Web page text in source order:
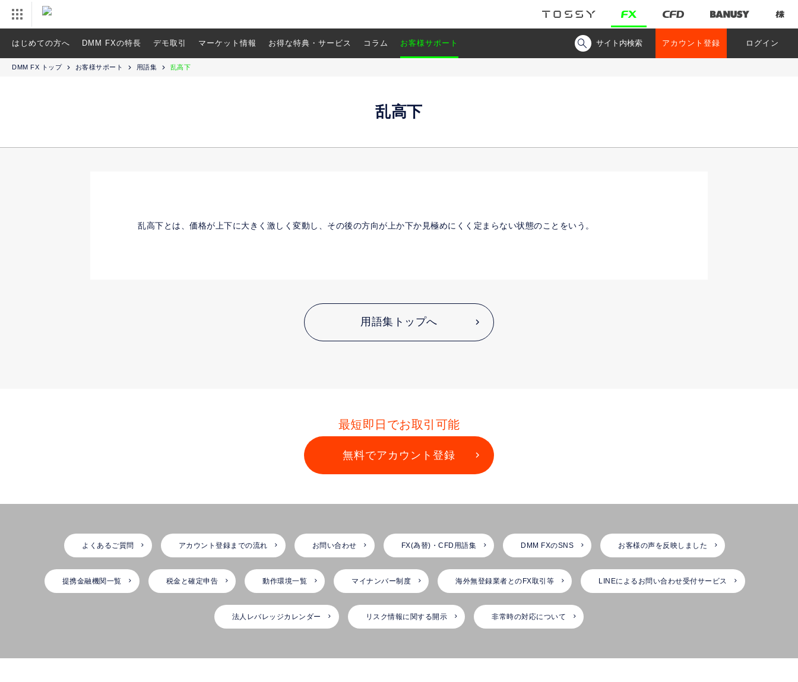
はじめての方へ DMM FXの特長 デモ取引 マーケット情報 お得な特典・サービス コラム お客様サポート サイト内検索 アカウント登録 ログイン
DMM FX トップ お客様サポート 用語集 乱高下
乱高下
乱高下とは、価格が上下に大きく激しく変動し、その後の方向が上か下か見極めにくく定まらない状態のことをいう。
用語集トップへ
最短即日でお取引可能
無料でアカウント登録
よくあるご質問 アカウント登録までの流れ お問い合わせ FX(為替)・CFD用語集 DMM FXのSNS お客様の声を反映しました
提携金融機関一覧 税金と確定申告 動作環境一覧 マイナンバー制度 海外無登録業者とのFX取引等 LINEによるお問い合わせ受付サービス
法人レバレッジカレンダー リスク情報に関する開示 非常時の対応について